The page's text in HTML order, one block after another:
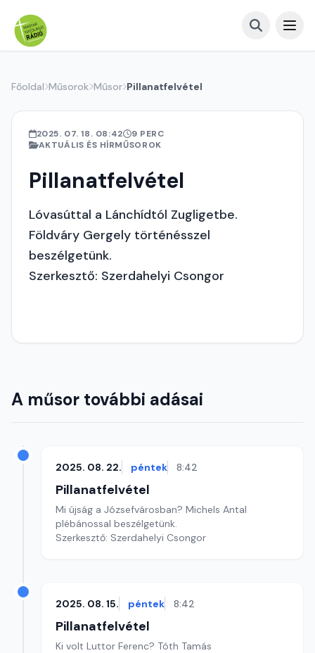
Főoldal Műsorok Műsor Pillanatfelvétel
2025. 07. 18. 08:42
9 PERC
AKTUÁLIS ÉS HÍRMŰSOROK
Pillanatfelvétel
Lóvasúttal a Lánchídtól Zugligetbe.
Földváry Gergely történésszel
beszélgetünk.
Szerkesztő: Szerdahelyi Csongor
A műsor további adásai
2025. 08. 22. péntek 8:42
Pillanatfelvétel
Mi újság a Józsefvárosban? Michels Antal
plébánossal beszélgetünk.
Szerkesztő: Szerdahelyi Csongor
2025. 08. 15. péntek 8:42
Pillanatfelvétel
Ki volt Luttor Ferenc? Tóth Tamás